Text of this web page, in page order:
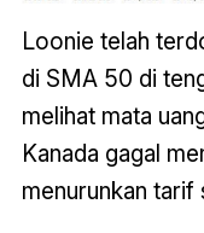
Loonie telah
di SMA 50 di
melihat mata
Kanada gagal
menurunkan